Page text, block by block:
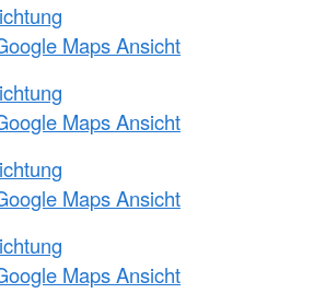
Maps Ansicht
Maps Ansicht
Maps Ansicht
Maps Ansicht